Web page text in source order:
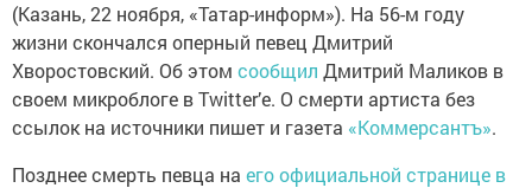
(Казань, 22 ноября, «Татар-информ»). На 56-м году
жизни скончался оперный певец Дмитрий
Хворостовский. Об этом сообщил Дмитрий Маликов в
своем микроблоге в Twitter’е. О смерти артиста без
ссылок на источники пишет и газета «Коммерсантъ».
Позднее смерть певца на его официальной странице в